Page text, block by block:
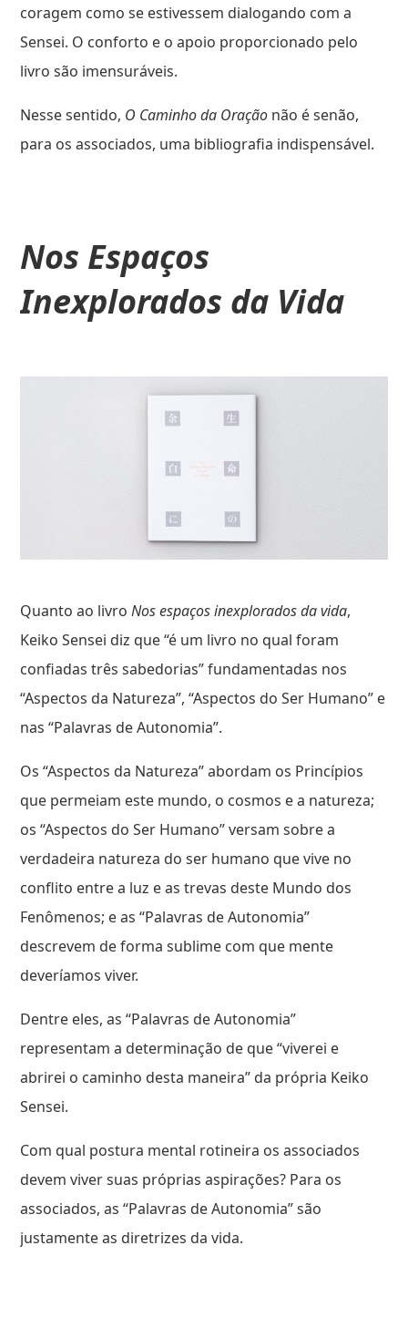
coragem como se estivessem dialogando com a
Sensei. O conforto e o apoio proporcionado pelo
livro são imensuráveis.
Nesse sentido, O Caminho da Oração não é senão,
para os associados, uma bibliografia indispensável.
Nos Espaços
Inexplorados da Vida
Quanto ao livroNos espaços inexplorados da vida,
Keiko Sensei diz que “é um livro no qual foram
confiadas três sabedorias” fundamentadas nos
“Aspectos da Natureza”, “Aspectos do Ser Humano” e
nas “Palavras de Autonomia”.
Os “Aspectos da Natureza” abordam os Princípios
que permeiam este mundo, o cosmos e a natureza;
os “Aspectos do Ser Humano” versam sobre a
verdadeira natureza do ser humano que vive no
conflito entre a luz e as trevas deste Mundo dos
Fenômenos; e as “Palavras de Autonomia”
descrevem de forma sublime com que mente
deveríamos viver.
Dentre eles, as “Palavras de Autonomia”
representam a determinação de que “viverei e
abrirei o caminho desta maneira” da própria Keiko
Sensei.
Com qual postura mental rotineira os associados
devem viver suas próprias aspirações? Para os
associados, as “Palavras de Autonomia” são
justamente as diretrizes da vida.